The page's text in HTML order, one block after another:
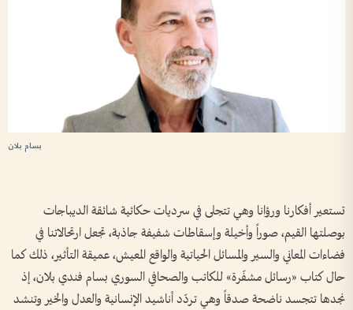
بسام بلان
تستعير أفكارنا ورؤانا وهي تتجلى في سرديات حكائية شائقة الديباجات
بوصلتها القيم، صوراً وأخيلة وإسقاطات شفيفة جاذبة، تجعل ارتحالاتنا في
فضاءات المعاني والسير والمسائل الحياتية والواقع المعيش، عميقة التأثير، ذلك كما
حال كتاب «رسائل مشفّرة» للكاتب والصحافي السوري بسام فندي بلان، إذ
نجدها تتجسد ناضحة صدقاً وهي تردّد أناشيد الإنسانية والعدل والخير وتنشد